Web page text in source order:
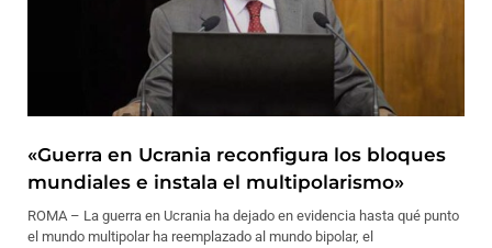
«Guerra en Ucrania reconfigura los bloques
mundiales e instala el multipolarismo»
ROMA – La guerra en Ucrania ha dejado en evidencia hasta qué punto
el mundo multipolar ha reemplazado al mundo bipolar, el